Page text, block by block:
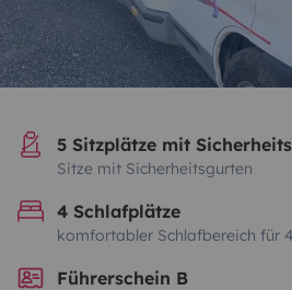
5 Sitzplätze mit
Sitze mit Sicherheitsgurten
4 Schlafplätze
komfortabler Schlafbereich für
Führerschein B